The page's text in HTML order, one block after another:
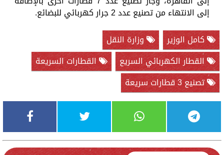
إلى الانتهاء من تصنيع عدد 2 جرار كهربائي للبضائع.
كامل الوزير
وزارة النقل
القطار الكهربائي السريع
القطارات السريعة
تصنيع 3 قطارات سريعة